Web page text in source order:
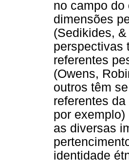
no campo
dimensões
(Sedikides,
perspectivas
referentes
(Owens,
outros têm
referentes
por
as diversas
identidade